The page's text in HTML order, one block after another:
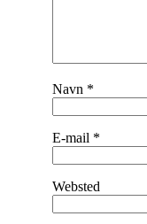
Navn *
E-mail *
Websted